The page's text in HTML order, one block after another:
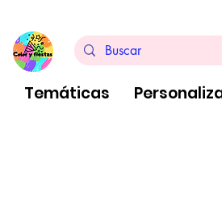
Temáticas